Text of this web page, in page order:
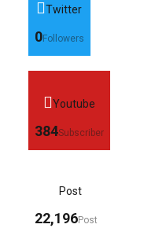
Twitter
0Followers
Youtube
384Subscriber
Post
22,196Post